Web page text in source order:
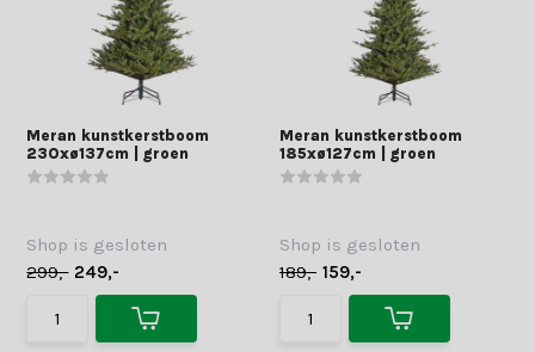
Meran kunstkerstboom
230xø137cm | groen
Shop is gesloten
299,- 249,-
Meran kunstkerstboom
185xø127cm | groen
Shop is gesloten
189,- 159,-